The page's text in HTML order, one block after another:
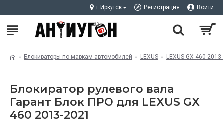
г.Иркутск Регистрация Войти
Блокираторы по маркам автомобилей LEXUS LEXUS GX 460
Блокиратор рулевого вала
Гарант Блок ПРО для LEXUS GX
460 2013-2021